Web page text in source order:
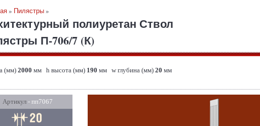
» Пилястры»
полиуретан Ствол
П-706/7 (К)
(мм)2000 мм h высота (мм) 190 мм w глубина (мм) 20 мм
Артикул- пп7067